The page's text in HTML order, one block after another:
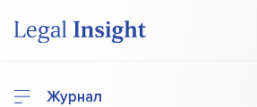
Журнал